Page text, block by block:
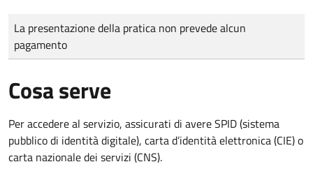
Tipo di pagamento
Importo
La presentazione della pratica non prevede alcun
pagamento
Cosa serve
Per accedere al servizio, assicurati di avere SPID (sistema
pubblico di identità digitale), carta d’identità elettronica (CIE) o
carta nazionale dei servizi (CNS).